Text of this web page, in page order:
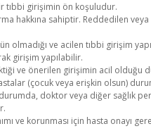
tıbbi girişimin ön koşuludur.
hakkına sahiptir. Reddedilen
olmadığı ve acilen tıbbi girişim
girişim yapılabilir.
ve önerilen girişimin acil olduğu
(çocuk veya erişkin olsun)
doktor veya diğer sağlık
ve korunması için hasta onayı